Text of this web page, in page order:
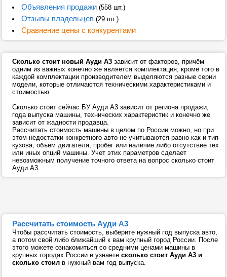
Объявления продажи(558 шт.)
Отзывы владельцев(29 шт.)
Сравнение цены с конкурентами
Сколько стоит новый Ауди А3 зависит от факторов, причём
одним из важных конечно же является комплектация, кроме того в
каждой комплектации производителем выделяются разные серии
модели, которые отличаются техническими характеристиками и
стоимостью.
Сколько стоит сейчас БУ Ауди А3 зависит от региона продажи,
года выпуска машины, технических характеристик и конечно же
зависит от жадности продавца.
Рассчитать стоимость машины в целом по России можно, но при
этом недостатки конкретного авто не учитываются равно как и тип
кузова, объем двигателя, пробег или наличие либо отсутствие тех
или иных опций машины. Учет этих параметров сделает
невозможным получение точного ответа на вопрос сколько стоит
Ауди А3.
Рассчитать стоимость Ауди А3
Чтобы рассчитать стоимость, выберите нужный год выпуска авто,
а потом свой либо ближайший к вам крупный город России. После
этого можете ознакомиться со средними ценами машины в
крупных городах России и узнаете сколько стоит Ауди А3 и
сколько стоил в нужный вам год выпуска.